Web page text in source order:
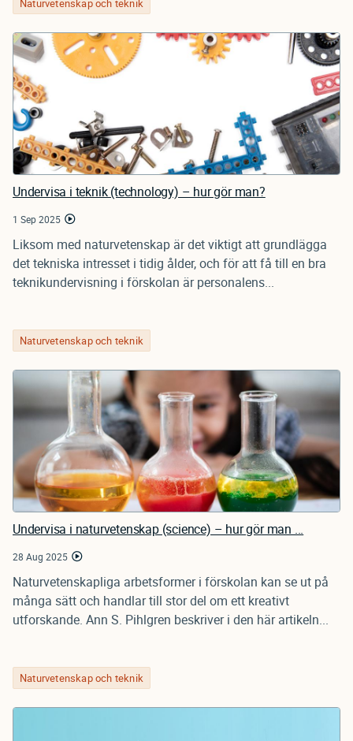
Naturvetenskap och teknik
Undervisa i teknik (technology) – hur gör man?
1 Sep 2025
Liksom med naturvetenskap är det viktigt att grundlägga
det tekniska intresset i tidig ålder, och för att få till en bra
teknikundervisning i förskolan är personalens...
Naturvetenskap och teknik
Undervisa i naturvetenskap (science) – hur gör man ...
28 Aug 2025
Naturvetenskapliga arbetsformer i förskolan kan se ut på
många sätt och handlar till stor del om ett kreativt
utforskande. Ann S. Pihlgren beskriver i den här artikeln...
Naturvetenskap och teknik